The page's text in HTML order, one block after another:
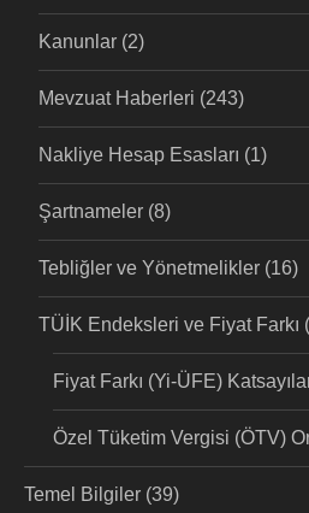
Kanunlar (2)
Mevzuat Haberleri (243)
Nakliye Hesap Esasları (1)
Şartnameler (8)
Tebliğler ve Yönetmelikler (16)
TÜİK Endeksleri ve Fiyat Farkı
Fiyat Farkı (Yi-ÜFE)
Özel Tüketim Vergisi (ÖTV)
Temel Bilgiler (39)